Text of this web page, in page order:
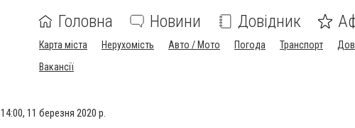
Головна Новини Довідник
Карта міста Нерухомість Авто / Мото Погода Транспорт
Вакансії
14:00, 11 березня 2020 р.